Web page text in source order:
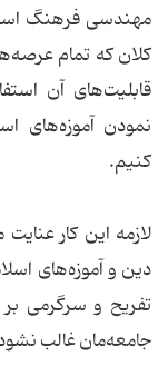
مهندسی فرهنگ
کلان که تمام
قابلیت‌های آن
نمودن آموزه‌های
کنیم.
لازمه این کار
دین و آموزه‌های
تفریح و سرگرمی
جامعه‌مان غالب